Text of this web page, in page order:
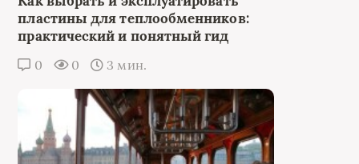
пластины для теплообменников:
практический и понятный гид
0 0 3 мин.